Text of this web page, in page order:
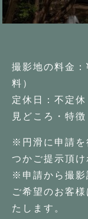
撮影地の料金
料）
定休日：不定休
見どころ・特
※円滑に申請を
つかご提示頂け
※申請から撮影
ご希望のお客
たします。